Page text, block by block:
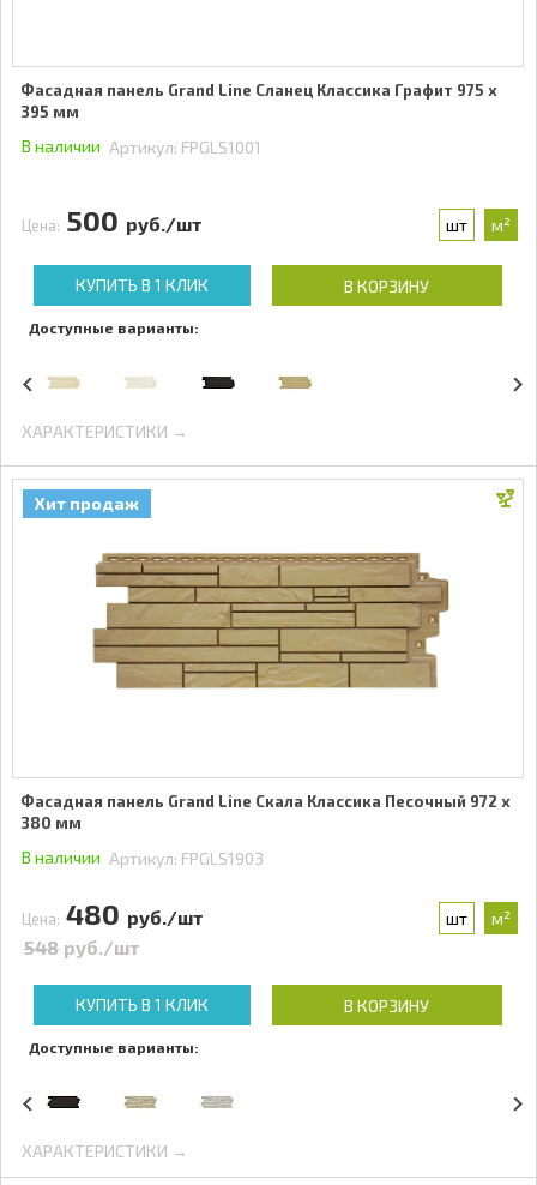
Фасадная панель Grand Line Сланец Классика Графит 975 x
395 мм
В наличии Артикул: FPGLS1001
Цена: 500 руб./шт шт м²
КУПИТЬ В 1 КЛИК В КОРЗИНУ
Доступные варианты:
ХАРАКТЕРИСТИКИ →
Хит продаж
Фасадная панель Grand Line Скала Классика Песочный 972 x
380 мм
В наличии Артикул: FPGLS1903
Цена: 480 руб./шт шт м²
548 руб./шт
КУПИТЬ В 1 КЛИК В КОРЗИНУ
Доступные варианты:
ХАРАКТЕРИСТИКИ →